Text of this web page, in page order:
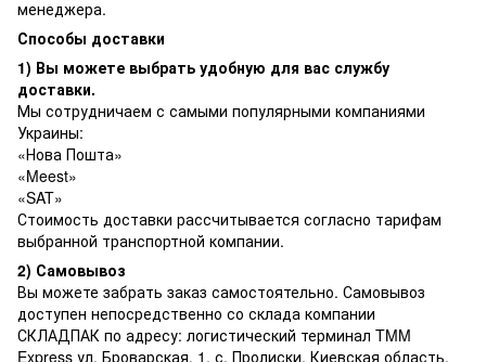
менеджера.
Способы доставки
1) Вы можете выбрать удобную для вас службу
доставки.
Мы сотрудничаем с самыми популярными компаниями
Украины:
«Нова Пошта»
«Meest»
«SAT»
Стоимость доставки рассчитывается согласно тарифам
выбранной транспортной компании.
2) Самовывоз
Вы можете забрать заказ самостоятельно. Самовывоз
доступен непосредственно со склада компании
СКЛАДПАК по адресу: логистический терминал TMM
Express ул. Броварская, 1, с. Пролиски, Киевская область,